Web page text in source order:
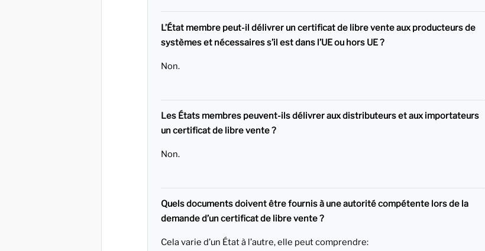
L’État membre peut-il délivrer un certificat de libre vente aux producteurs de
systèmes et nécessaires s’il est dans l’UE ou hors UE ?
Non.
Les États membres peuvent-ils délivrer aux distributeurs et aux importateurs
un certificat de libre vente ?
Non.
Quels documents doivent être fournis à une autorité compétente lors de la
demande d’un certificat de libre vente ?
Cela varie d’un État à l’autre, elle peut comprendre: